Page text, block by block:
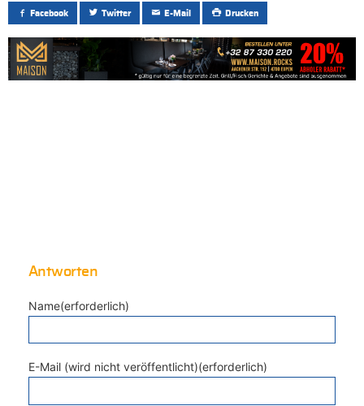
Facebook Twitter E-Mail Drucken
Antworten
Name(erforderlich)
E-Mail (wird nicht veröffentlicht)(erforderlich)